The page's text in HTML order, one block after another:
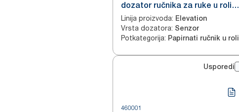
dozator ručnika za ruke u roli
crni H1
Linija proizvoda: Elevation
Vrsta dozatora: Senzor
Potkategorija: Papirnati ručnik u roli
Usporedi
460001